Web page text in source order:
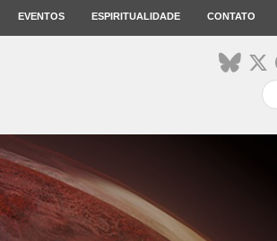
EVENTOS ESPIRITUALIDADE CONTATO